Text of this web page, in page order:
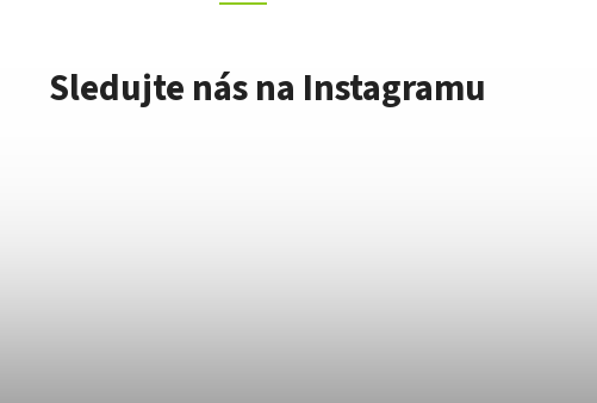
Sledujte nás na Instagramu